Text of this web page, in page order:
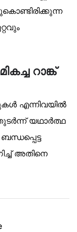
റാങ്ക്
എന്നിവയിൽ
യഥാർത്ഥ
അതിനെ